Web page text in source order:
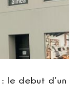
le debut d’un